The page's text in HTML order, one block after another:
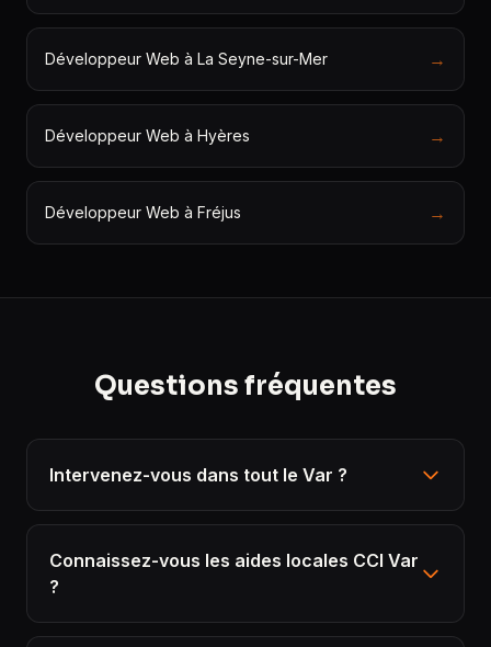
Développeur Web à La Seyne-sur-Mer →
Développeur Web à Hyères →
Développeur Web à Fréjus →
Questions fréquentes
Intervenez-vous dans tout le Var ?
Connaissez-vous les aides locales CCI Var
?